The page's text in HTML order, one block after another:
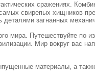
сражениях.
свирепых хищников
загнанных
мира. Путешествуйте по
Мир вокруг вас
материалы, а